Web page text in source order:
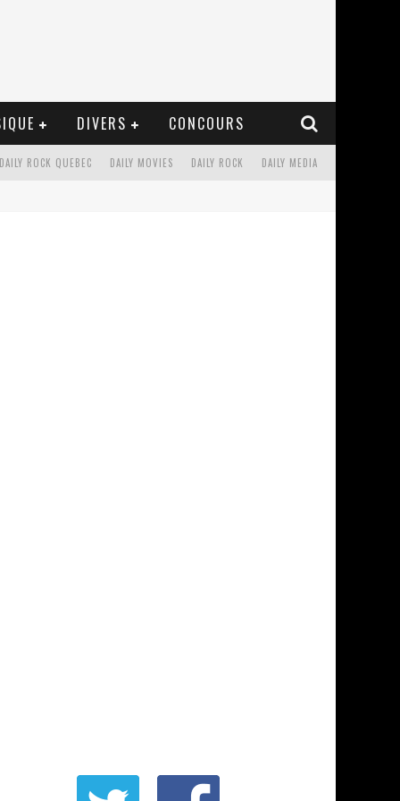
DIVERS CONCOURS
DAILY MEDIA
DAILY ROCK
DAILY MOVIES
DAILY ROCK QUEBEC